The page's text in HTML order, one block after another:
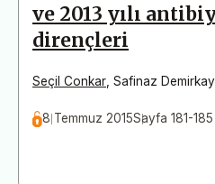
ve 2013 yılı
dirençleri
Seçil Conkar Safinaz
8 Temmuz 2015Sayfa 181-185